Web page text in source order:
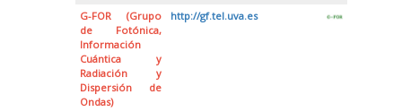
G-FOR (Grupo
de Fotónica,
Información
Cuántica y
Radiación y
Dispersión de
Ondas)
http://gf.tel.uva.es